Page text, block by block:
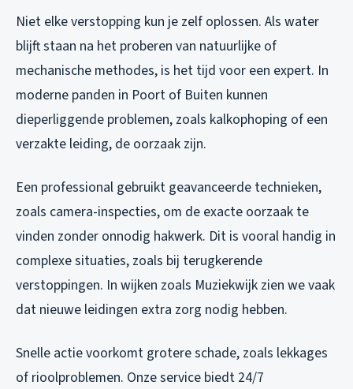
Niet elke verstopping kun je zelf oplossen. Als water
blijft staan na het proberen van natuurlijke of
mechanische methodes, is het tijd voor een expert. In
moderne panden in Poort of Buiten kunnen
dieperliggende problemen, zoals kalkophoping of een
verzakte leiding, de oorzaak zijn.
Een professional gebruikt geavanceerde technieken,
zoals camera-inspecties, om de exacte oorzaak te
vinden zonder onnodig hakwerk. Dit is vooral handig in
complexe situaties, zoals bij terugkerende
verstoppingen. In wijken zoals Muziekwijk zien we vaak
dat nieuwe leidingen extra zorg nodig hebben.
Snelle actie voorkomt grotere schade, zoals lekkages
of rioolproblemen. Onze service biedt 24/7